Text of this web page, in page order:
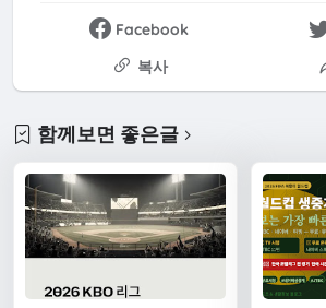
Facebook
복사
함께보면 좋은글